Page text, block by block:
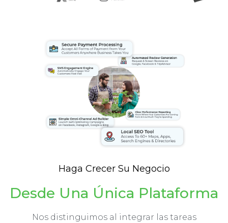
Haga Crecer Su Negocio
Desde Una Única Plataforma
Nos distinguimos al integrar las tareas